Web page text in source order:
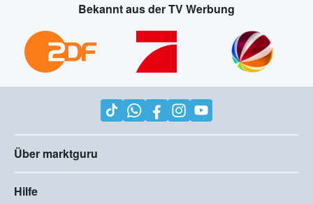
Bekannt aus der TV Werbung
Über marktguru
Hilfe